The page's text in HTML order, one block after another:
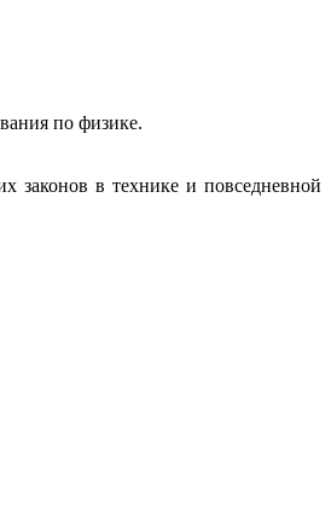
по физике.
законов в технике и повседневной